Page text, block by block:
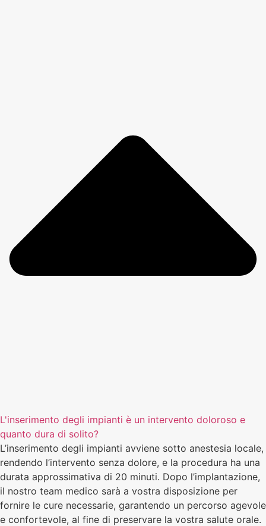
L'inserimento degli impianti è un intervento doloroso e
quanto dura di solito?
L’inserimento degli impianti avviene sotto anestesia locale,
rendendo l’intervento senza dolore, e la procedura ha una
durata approssimativa di 20 minuti. Dopo l’implantazione,
il nostro team medico sarà a vostra disposizione per
fornire le cure necessarie, garantendo un percorso agevole
e confortevole, al fine di preservare la vostra salute orale.